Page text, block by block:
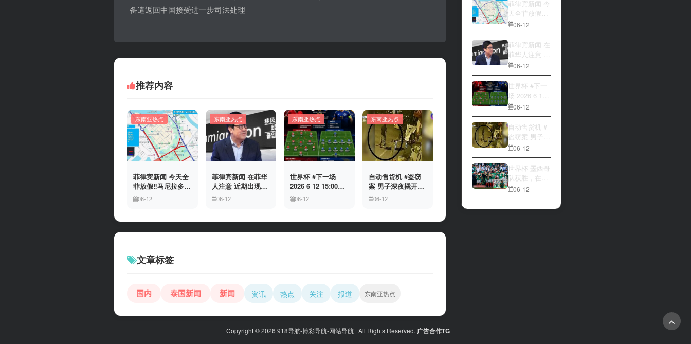
备遣返回中国接受进一步司法处理
推荐内容
东南亚热点
菲律宾新闻 今天全
菲放假‼️马尼拉多地
封路06-12
东南亚热点
菲律宾新闻 在菲华
人注意 近期出现假
冒移民局执法人员
上门敲诈案件，已
06-12
东南亚热点
世界杯 #下一场
2026 6 12 15:00整
加拿大与波黑的较
量 究竟胜利的天平
加拿大借助主场优
势笑到最后，还是
06-12
东南亚热点
自动售货机 #盗窃
案 男子深夜撬开自
动售货机，2000比
索硬币被一扫而空
06-12
文章标签
国内 泰国新闻 新闻 资讯 热点 关注 报道 东南亚热点
菲律宾新闻 今
天全菲放假‼️
马尼拉多地封
路
06-12
菲律宾新闻 在
菲华人注意 近
期出现假冒移
民局执法人员
上门敲诈案
件，已有多人
举报中招
06-12
世界杯 #下一
场 2026 6 12
15:00整 加拿
大与波黑的较
量 究竟胜利的
天平会倾向哪
一方，是加拿
大借助主场优
势笑到最后，
还是波黑上演
逆袭好戏？让
我们拭目以
06-12
自动售货机 #
盗窃案 男子深
夜撬开自动售
货机，2000比
索硬币被一扫
而空
06-12
世界杯 墨西哥
队获胜，在首
场比赛中击败
06-12
Copyright © 2026 918导航-博彩导航-网站导航 All Rights Reserved. 广告合作TG